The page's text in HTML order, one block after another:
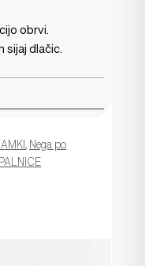
obrvi.
sijaj dlačic.
Nega po